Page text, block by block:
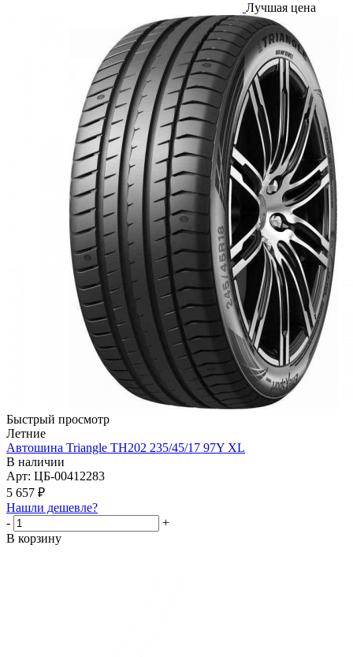
Лучшая цена
Быстрый просмотр
Летние
Автошина Triangle TH202 235/45/17 97Y XL
В наличии
Арт: ЦБ-00412283
5 657 ₽
Нашли дешевле?
-
+
В корзину